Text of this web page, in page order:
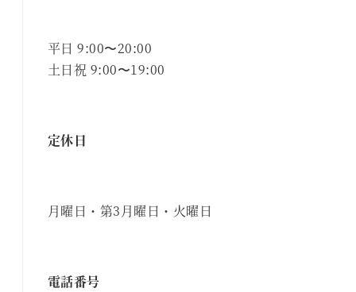
平日 9:00〜20:00
土日祝 9:00〜19:00
定休日
月曜日・第3月曜日・火曜日
電話番号